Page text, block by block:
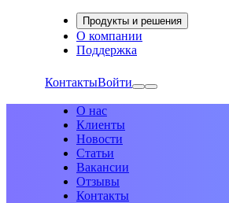
Продукты и решения
О компании
Поддержка
КонтактыВойти
О нас
Клиенты
Новости
Статьи
Вакансии
Отзывы
Контакты